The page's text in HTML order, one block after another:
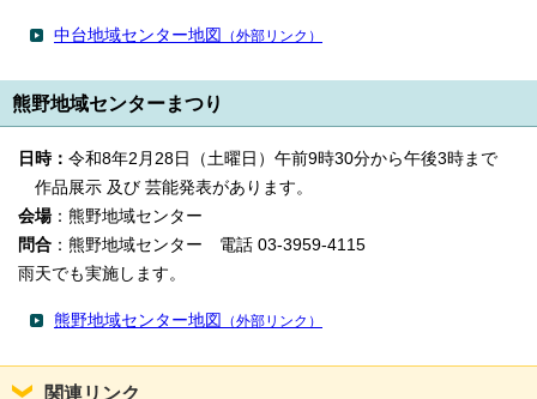
中台地域センター地図 （外部リンク）
熊野地域センターまつり
日時： 令和8年2月28日（土曜日）午前9時30分から午後3時まで
作品展示 及び 芸能発表があります。
会場：熊野地域センター
問合 ：熊野地域センター 電話 03-3959-4115
雨天でも実施します。
熊野地域センター地図 （外部リンク）
関連リンク